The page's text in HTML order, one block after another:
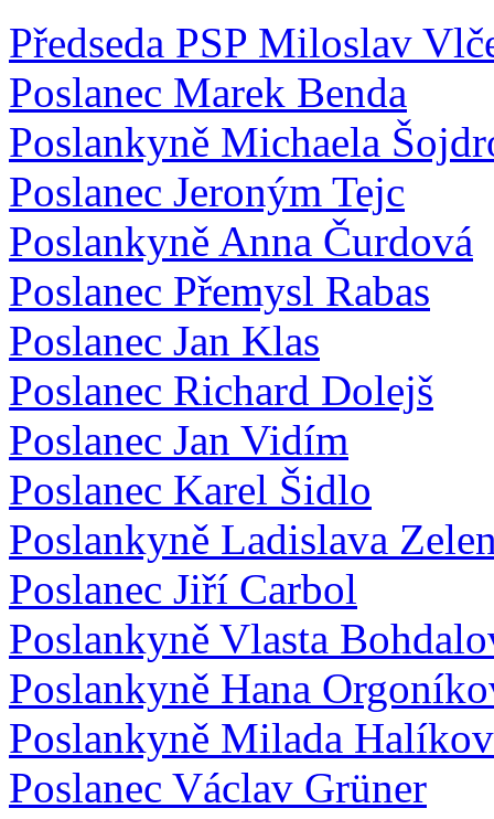
Předseda PSP Miloslav
Poslanec Marek Benda
Poslankyně Michaela
Poslanec Jeroným Tejc
Poslankyně Anna Čurdová
Poslanec Přemysl Rabas
Poslanec Jan Klas
Poslanec Richard Dolejš
Poslanec Jan Vidím
Poslanec Karel Šidlo
Poslankyně Ladislava
Poslanec Jiří Carbol
Poslankyně Vlasta
Poslankyně Hana
Poslankyně Milada
Poslanec Václav Grüner